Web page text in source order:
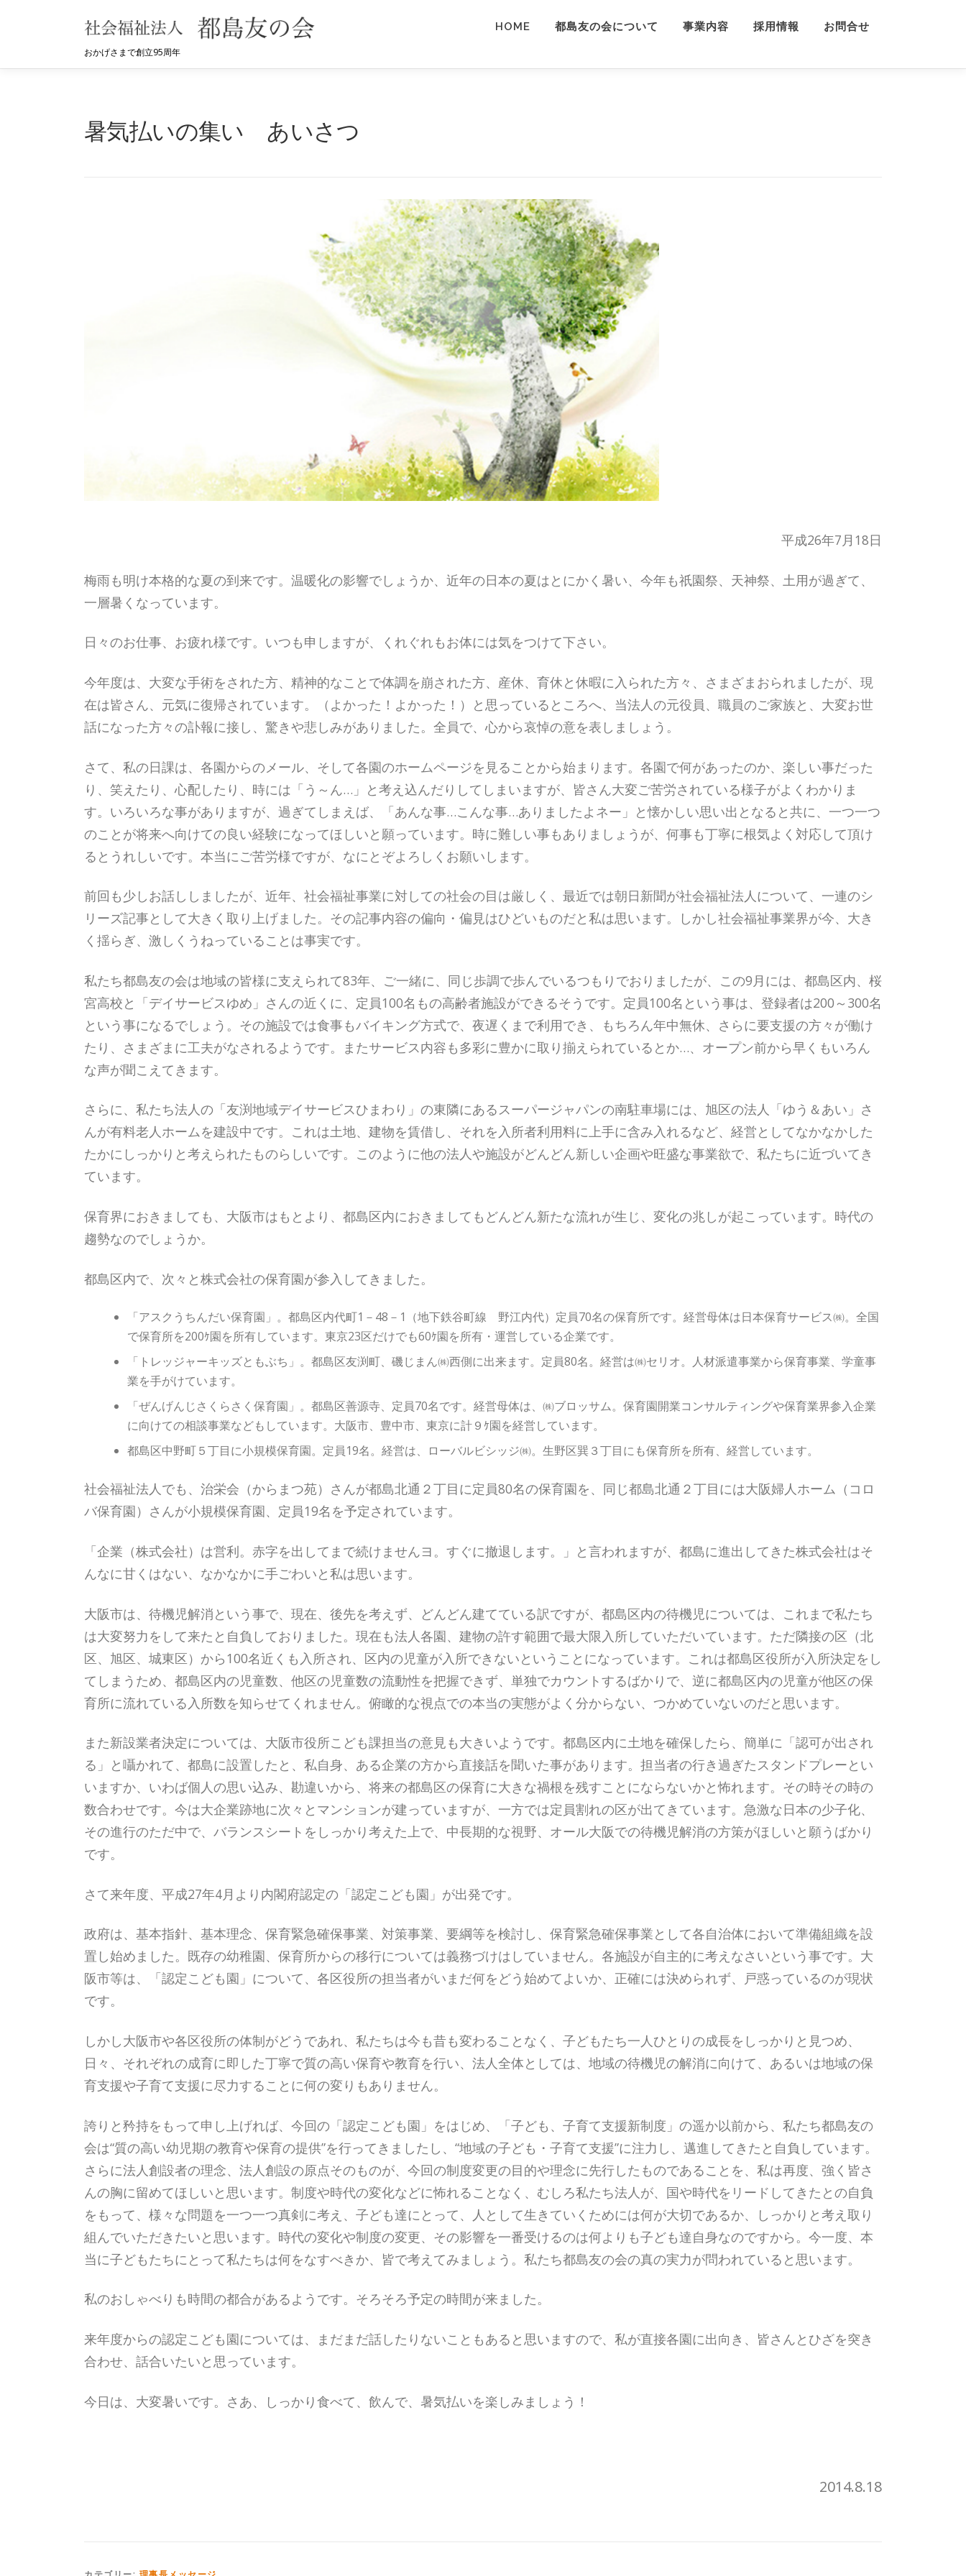
ン
おかげさまで創立95周年
HOME 都島友の会について 事業内容 採用情報 お問合せ
暑気払いの集い あいさつ
平成26年7月18日
梅雨も明け本格的な夏の到来です。温暖化の影響でしょうか、近年の日本の夏はとにかく暑い、今年も祇園祭、天神祭、土用が過ぎて、
一層暑くなっています。
日々のお仕事、お疲れ様です。いつも申しますが、くれぐれもお体には気をつけて下さい。
今年度は、大変な手術をされた方、精神的なことで体調を崩された方、産休、育休と休暇に入られた方々、さまざまおられましたが、現
在は皆さん、元気に復帰されています。（よかった！よかった！）と思っているところへ、当法人の元役員、職員のご家族と、大変お世
話になった方々の訃報に接し、驚きや悲しみがありました。全員で、心から哀悼の意を表しましょう。
さて、私の日課は、各園からのメール、そして各園のホームページを見ることから始まります。各園で何があったのか、楽しい事だった
り、笑えたり、心配したり、時には「う～ん…」と考え込んだりしてしまいますが、皆さん大変ご苦労されている様子がよくわかりま
す。いろいろな事がありますが、過ぎてしまえば、「あんな事…こんな事…ありましたよネ­ー」と懐かしい思い出となると共に、一つ一つ
のことが将来へ向けての良い経験になってほしいと願っています。時に難しい事もありましょうが、何事も丁寧に根気よく対応して頂け
るとうれしいです。本当にご苦労様ですが、なにとぞよろしくお願いします。
前回も少しお話ししましたが、近年、社会福祉事業に対しての社会の目は厳しく、最近では朝日新聞が社会福祉法人について、一連のシ
リーズ記事として大きく取り上げました。その記事内容の偏向・偏見はひどいものだと私は思います。しかし社会福祉事業界が今、大き
く揺らぎ、激しくうねっていることは事実です。
私たち都島友の会は地域の皆様に支えられて83年、ご一緒に、同じ歩調で歩んでいるつもりでおりましたが、この9月には、都島区内、桜
宮高校と「デイサービスゆめ」さんの近くに、定員100名もの高齢者施設ができるそうです。定員100名という事は、登録者は200～300名
という事になるでしょう。その施設では食事もバイキング方式で、夜遅くまで利用でき、もちろん年中無休、さらに要支援の方々が働け
たり、さまざまに工夫がなされるようです。またサービス内容も多彩に豊かに取り揃えられているとか…、オープン前から早くもいろん
な声が聞こえてきます。
さらに、私たち法人の「友渕地域デイサービスひまわり」の東隣にあるスーパージャパンの南駐車場には、旭区の法人「ゆう＆あい」さ
んが有料老人ホームを建設中です。これは土地、建物を賃借し、それを入所者利用料に上手に含み入れるなど、経営としてなかなかした
たかにしっかりと考えられたものらしいです。このように他の法人や施設がどんどん新しい企画や旺盛な事業欲で、私たちに近づいてき
ています。
保育界におきましても、大阪市はもとより、都島区内におきましてもどんどん新たな流れが生じ、変化の兆しが起こっています。時代の
趨勢なのでしょうか。
都島区内で、次々と株式会社の保育園が参入してきました。
「アスクうちんだい保育園」。都島区内代町1－48－1（地下鉄谷町線 野江内代）定員70名の保育所です。経営母体は日本保育サービス㈱。全国
で保育所を200ｹ園を所有しています。東京23区だけでも60ｹ園を所有・運営している企業です。
「トレッジャーキッズともぶち」。都島区友渕町、磯じまん㈱西側に出来ます。定員80名。経営は㈱セリオ。人材派遣事業から保育事業、学童事
業を手がけています。
「ぜんげんじさくらさく保育園」。都島区善源寺、定員70名です。経営母体は、㈱ブロッサム。保育園開業コンサルティングや保育業界参入企業
に向けての相談事業などもしています。大阪市、豊中市、東京に計９ｹ園を経営しています。
都島区中野町５丁目に小規模保育園。定員19名。経営は、ローバルビシッジ㈱。生野区巽３丁目にも保育所を所有、経営しています。
社会福祉法人でも、治栄会（からまつ苑）さんが都島北通２丁目に定員80名の保育園を、同じ都島北通２丁目には大阪婦人ホーム（コロ
バ保育園）さんが小規模保育園、定員19名を予定されています。
「企業（株式会社）は営利。赤字を出してまで続けませんヨ。すぐに撤退します。」と言われますが、都島に進出してきた株式会社はそ
んなに甘くはない、なかなかに手ごわいと私は思います。
大阪市は、待機児解消という事で、現在、後先を考えず、どんどん建てている訳ですが、都島区内の待機児については、これまで私たち
は大変努力をして来たと自負しておりました。現在も法人各園、建物の許す範囲で最大限入所していただいています。ただ隣接の区（北
区、旭区、城東区）から100名近くも入所され、区内の児童が入所できないということになっています。これは都島区役所が入所決定をし
てしまうため、都島区内の児童数、他区の児童数の流動性を把握できず、単独でカウントするばかりで、逆に都島区内の児童が他区の保
育所に流れている入所数を知らせてくれません。俯瞰的な視点での本当の実態がよく分からない、つかめていないのだと思います。
また新設業者決定については、大阪市役所こども課担当の意見も大きいようです。都島区内に土地を確保したら、簡単に「認可が出され
る」と囁かれて、都島に設置したと、私自身、ある企業の方から直接話を聞いた事があります。担当者の行き過ぎたスタンドプレーとい
いますか、いわば個人の思い込み、勘違いから、将来の都島区の保育に大きな禍根を残すことにならないかと怖れます。その時その時の
数合わせです。今は大企業跡地に次々とマンションが建っていますが、一方では定員割れの区が出てきています。急激な日本の少子化、
その進行のただ中で、バランスシートをしっかり考えた上で、中長期的な視野、オール大阪での待機児解消の方策がほしいと願うばかり
です。
さて来年度、平成27年4月より内閣府認定の「認定こども園」が出発です。
政府は、基本指針、基本理念、保育緊急確保事業、対策事業、要綱等を検討し、保育緊急確保事業として各自治体において準備組織を設
置し始めました。既存の幼稚園、保育所からの移行については義務づけはしていません。各施設が自主的に考えなさいという事です。大
阪市等は、「認定こども園」について、各区役所の担当者がいまだ何をどう始めてよいか、正確には決められず、戸惑っているのが現状
です。
しかし大阪市や各区役所の体制がどうであれ、私たちは今も昔も変わることなく、子どもたち一人ひとりの成長をしっかりと見つめ、
日々、それぞれの成育に即した丁寧で質の高い保育や教育を行い、法人全体としては、地域の待機児の解消に向けて、あるいは地域の保
育支援や子育て支援に尽力することに何の変りもありません。
誇りと矜持をもって申し上げれば、今回の「認定こども園」をはじめ、「子ども、子育て支援新制度」の遥か以前から、私たち都島友の
会は“質の高い幼児期の教育や保育の提供”を行ってきましたし、“地域の子ども・子育て支援”に注力し、邁進してきたと自負しています。
さらに法人創設者の理念、法人創設の原点そのものが、今回の制度変更の目的や理念に先行したものであることを、私は再度、強く皆さ
んの胸に留めてほしいと思います。制度や時代の変化などに怖れることなく、むしろ私たち法人が、国や時代をリードしてきたとの自負
をもって、様々な問題を一つ一つ真剣に考え、子ども達にとって、人として生きていくためには何が大切であるか、しっかりと考え取り
組んでいただきたいと思います。時代の変化や制度の変更、その影響を一番受けるのは何よりも子ども達自身なのですから。今一度、本
当に子どもたちにとって私たちは何をなすべきか、皆で考えてみましょう。私たち都島友の会の真の実力が問われていると思います。
私のおしゃべりも時間の都合があるようです。そろそろ予定の時間が来ました。
来年度からの認定こども園については、まだまだ話したりないこともあると思いますので、私が直接各園に出向き、皆さんとひざを突き
合わせ、話合いたいと思っています。
今日は、大変暑いです。さあ、しっかり食べて、飲んで、暑気払いを楽しみましょう！
2014.8.18